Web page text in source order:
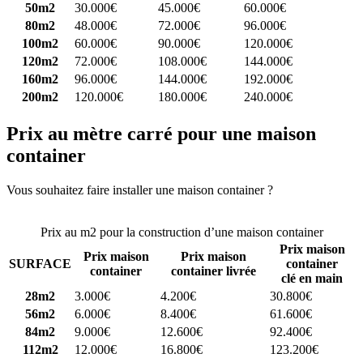
50m2
30.000€ 45.000€
60.000€
80m2
48.000€ 72.000€
96.000€
100m2
60.000€ 90.000€
120.000€
120m2
72.000€ 108.000€
144.000€
160m2
96.000€ 144.000€
192.000€
200m2
120.000€ 180.000€ 240.000€
Prix au mètre carré pour une maison
container
Vous souhaitez faire installer une maison container ?
Prix au m2 pour la construction d’une maison container
SURFACE
Prix maison
container
Prix maison
container livrée
Prix maison
container
clé en main
28m2
3.000€ 4.200€
30.800€
56m2
6.000€ 8.400€
61.600€
84m2
9.000€ 12.600€
92.400€
112m2
12.000€ 16.800€
123.200€